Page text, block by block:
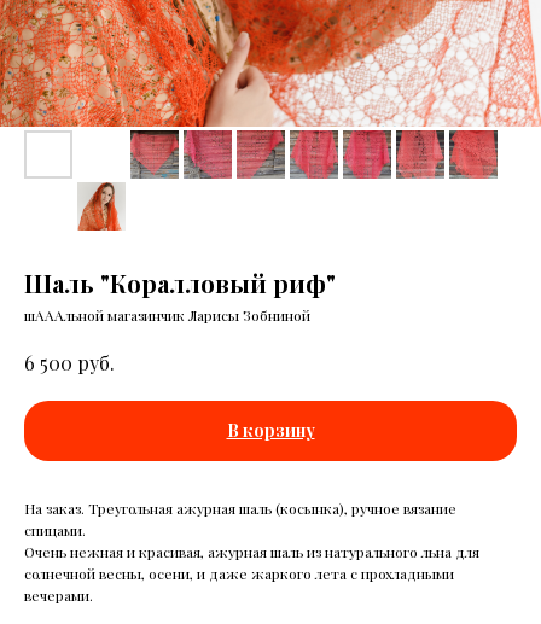
Шаль "Коралловый риф"
шАААльной магазинчик Ларисы Зобниной
6 500 руб.
В корзину
На заказ. Треугольная ажурная шаль (косынка), ручное вязание
спицами.
Очень нежная и красивая, ажурная шаль из натурального льна для
солнечной весны, осени, и даже жаркого лета с прохладными
вечерами.